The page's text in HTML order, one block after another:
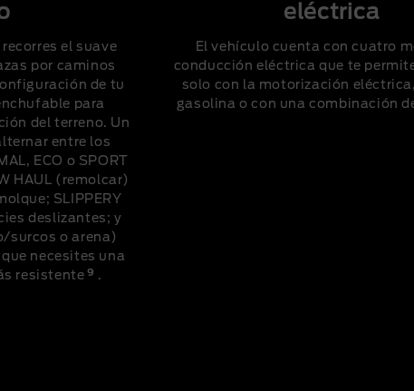
el suave
por caminos
de tu
para
del terreno. Un
entre los
ECO o SPORT
HAUL (remolcar)
SLIPPERY
deslizantes; y
surcos o arena)
necesites una
resistente 9 .
eléctrica
El vehículo cuenta con cuatro
conducción eléctrica que te
solo con la motorización
gasolina o con una combinación